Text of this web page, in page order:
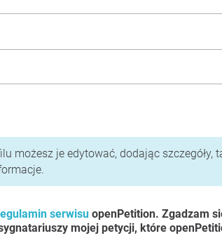
możesz je edytować, dodając szczegóły,
serwisu openPetition. Zgadzam
mojej petycji, które